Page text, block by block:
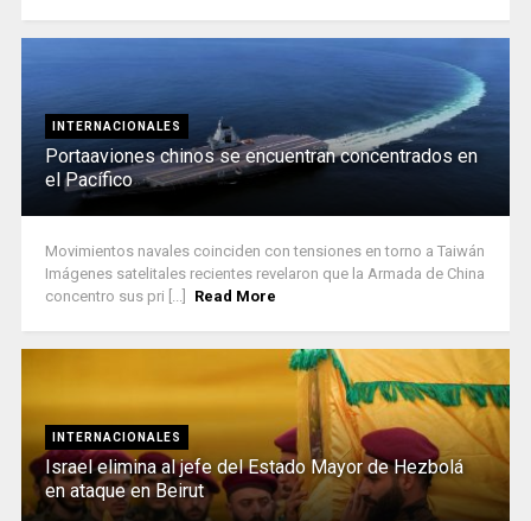
INTERNACIONALES
Portaaviones chinos se encuentran concentrados en
el Pacífico
Movimientos navales coinciden con tensiones en torno a Taiwán
Imágenes satelitales recientes revelaron que la Armada de China
concentro sus pri [...]
Read More
INTERNACIONALES
Israel elimina al jefe del Estado Mayor de Hezbolá
en ataque en Beirut